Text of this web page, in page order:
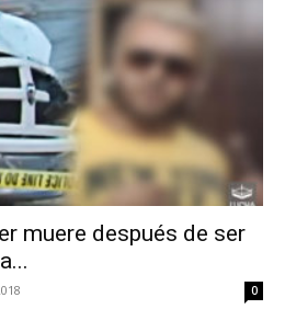
muere después de ser
0